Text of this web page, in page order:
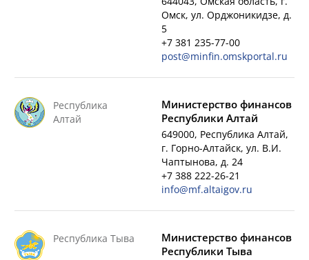
Омск, ул. Орджоникидзе, д.
5
+7 381 235-77-00
post@minfin.omskportal.ru
Республика
Алтай
Министерство финансов
Республики Алтай
649000, Республика Алтай,
г. Горно-Алтайск, ул. В.И.
Чаптынова, д. 24
+7 388 222-26-21
info@mf.altaigov.ru
Республика Тыва
Министерство финансов
Республики Тыва